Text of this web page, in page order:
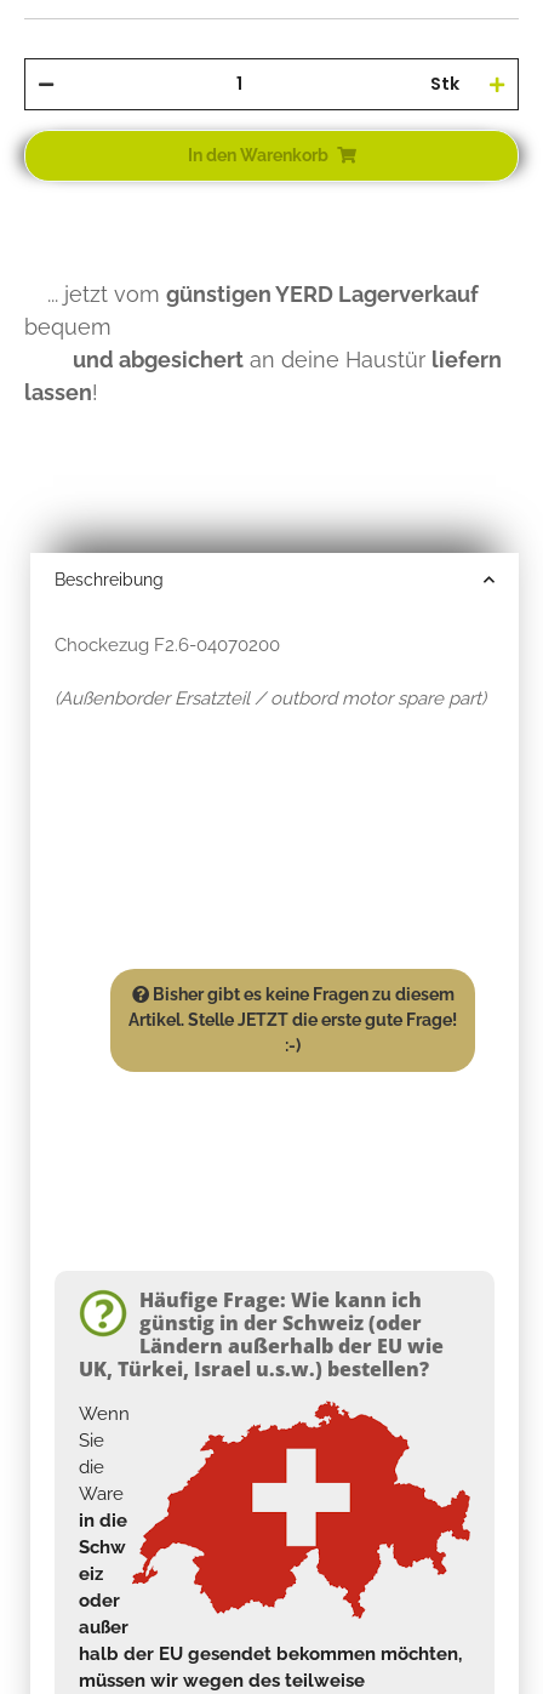
Stk
In den Warenkorb
... jetzt vom günstigen YERD Lagerverkauf
bequem
und abgesichert an deine Haustür liefern
lassen!
Beschreibung
Chockezug F2.6-04070200
(Außenborder Ersatzteil / outbord motor spare part)
Bisher gibt es keine Fragen zu diesem
Artikel. Stelle JETZT die erste gute Frage!
:-)
Häufige Frage: Wie kann ich
günstig in der Schweiz (oder
Ländern außerhalb der EU wie
UK, Türkei, Israel u.s.w.) bestellen?
Wenn
Sie
die
Ware
in die
Schw
eiz
oder
außer
halb der EU gesendet bekommen möchten,
müssen wir wegen des teilweise